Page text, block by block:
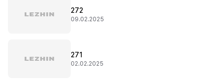
272
09.02.2025
271
02.02.2025